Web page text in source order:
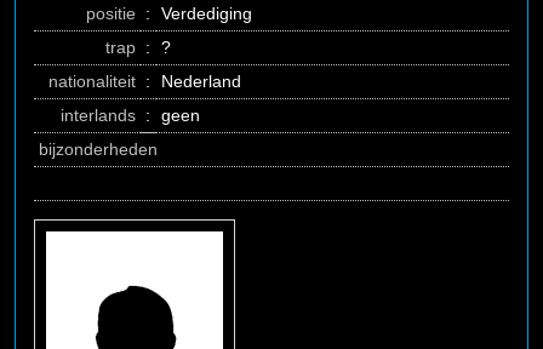
positie :
Verdediging
trap :
?
nationaliteit :
Nederland
interlands :
geen
bijzonderheden